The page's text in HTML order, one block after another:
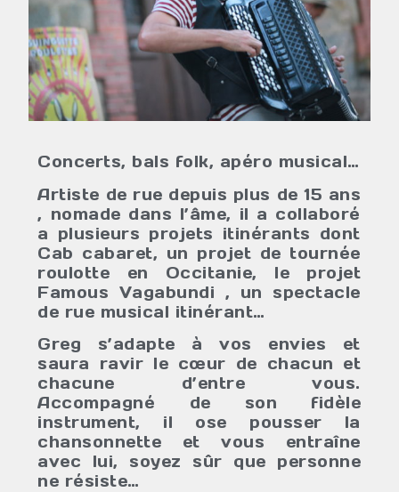
Concerts, bals folk, apéro musical…
Artiste de rue depuis plus de 15 ans
, nomade dans l’âme, il a collaboré
a plusieurs projets itinérants dont
Cab cabaret, un projet de tournée
roulotte en Occitanie, le projet
Famous Vagabundi , un spectacle
de rue musical itinérant…
Greg s’adapte à vos envies et
saura ravir le cœur de chacun et
chacune d’entre vous.
Accompagné de son fidèle
instrument, il ose pousser la
chansonnette et vous entraîne
avec lui, soyez sûr que personne
ne résiste…